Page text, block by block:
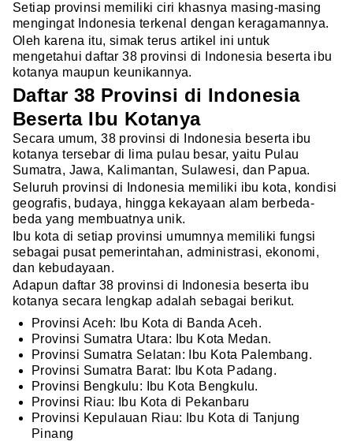
Setiap provinsi memiliki ciri khasnya masing-masing
mengingat Indonesia terkenal dengan keragamannya.
Oleh karena itu, simak terus artikel ini untuk
mengetahui daftar 38 provinsi di Indonesia beserta ibu
kotanya maupun keunikannya.
Daftar 38 Provinsi di Indonesia
Beserta Ibu Kotanya
Secara umum, 38 provinsi di Indonesia beserta ibu
kotanya tersebar di lima pulau besar, yaitu Pulau
Sumatra, Jawa, Kalimantan, Sulawesi, dan Papua.
Seluruh provinsi di Indonesia memiliki ibu kota, kondisi
geografis, budaya, hingga kekayaan alam berbeda-
beda yang membuatnya unik.
Ibu kota di setiap provinsi umumnya memiliki fungsi
sebagai pusat pemerintahan, administrasi, ekonomi,
dan kebudayaan.
Adapun daftar 38 provinsi di Indonesia beserta ibu
kotanya secara lengkap adalah sebagai berikut.
Provinsi Aceh: Ibu Kota di Banda Aceh.
Provinsi Sumatra Utara: Ibu Kota Medan.
Provinsi Sumatra Selatan: Ibu Kota Palembang.
Provinsi Sumatra Barat: Ibu Kota Padang.
Provinsi Bengkulu: Ibu Kota Bengkulu.
Provinsi Riau: Ibu Kota di Pekanbaru
Provinsi Kepulauan Riau: Ibu Kota di Tanjung
Pinang